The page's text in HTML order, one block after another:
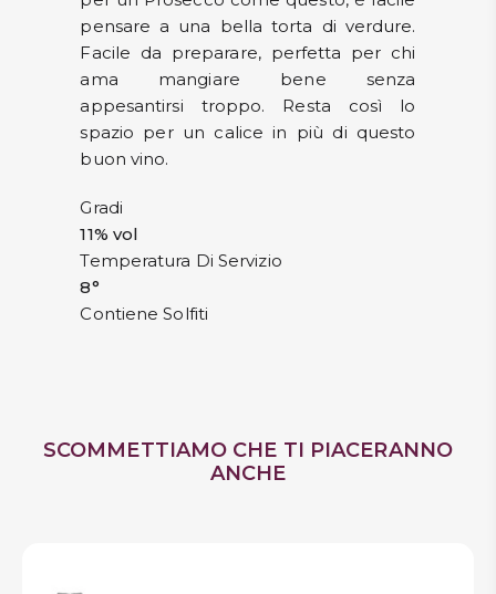
pensare a una bella torta di verdure.
Facile da preparare, perfetta per chi
ama mangiare bene senza
appesantirsi troppo. Resta così lo
spazio per un calice in più di questo
buon vino.
Gradi
11% vol
Temperatura Di Servizio
8°
Contiene Solfiti
SCOMMETTIAMO CHE TI PIACERANNO
ANCHE